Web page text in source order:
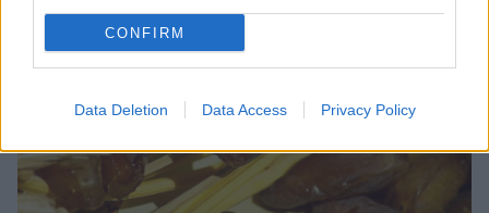
CONFIRM
Data Deletion Data Access Privacy Policy